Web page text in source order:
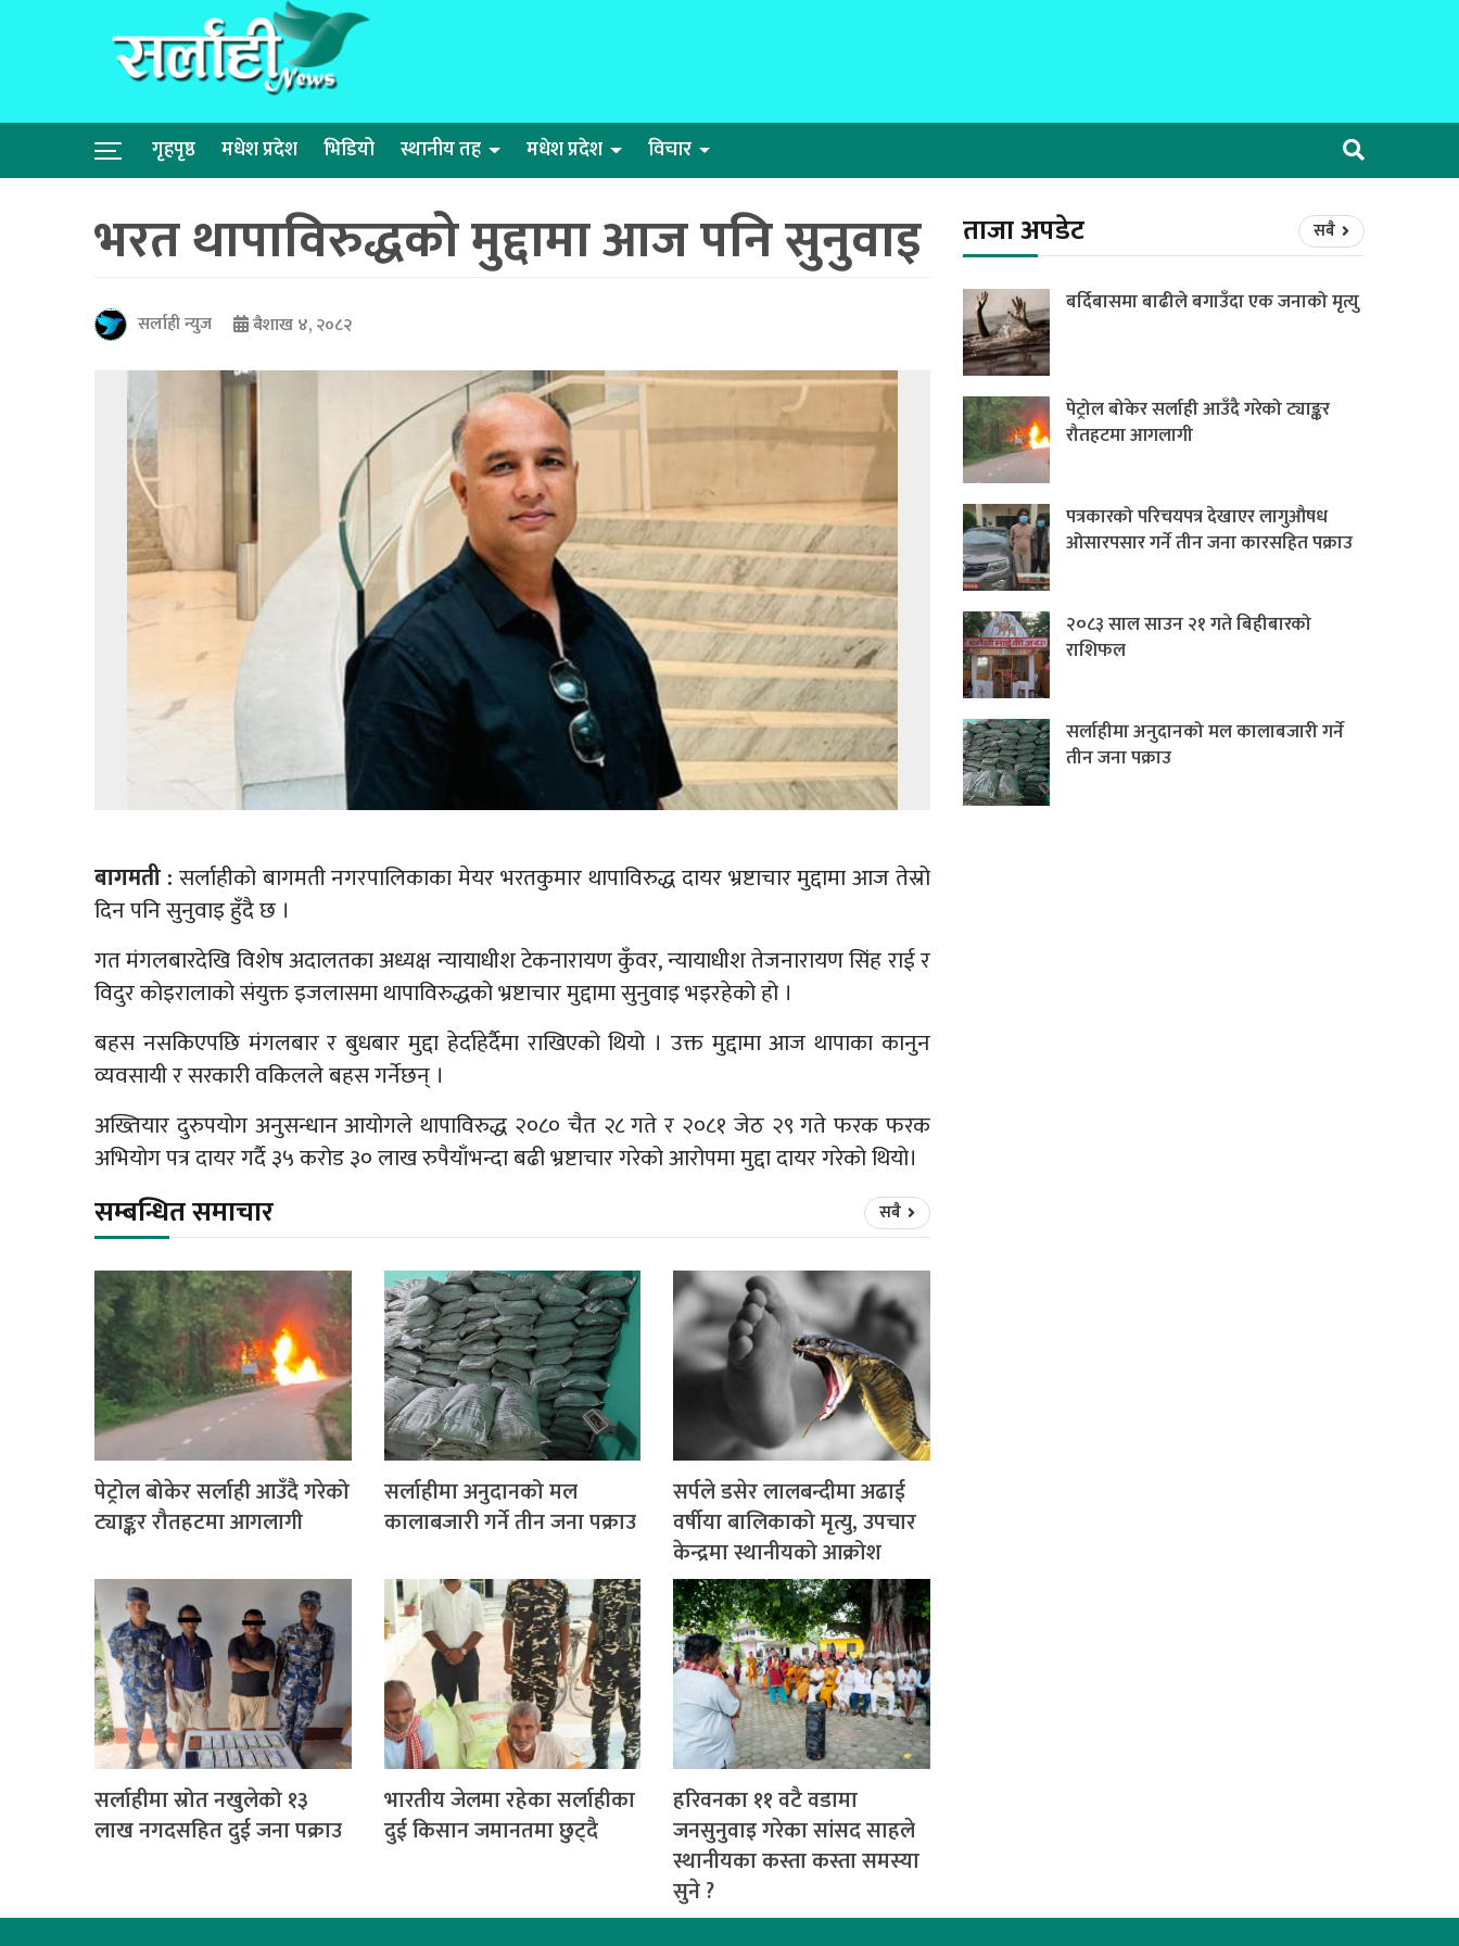
गृहपृष्ठ मधेश प्रदेश भिडियो स्थानीय तह मधेश प्रदेश विचार
भरत थापाविरुद्धको मुद्दामा आज पनि सुनुवाइ
सर्लाही न्युज बैशाख ४, २०८२
बागमती : सर्लाहीको बागमती नगरपालिकाका मेयर भरतकुमार थापाविरुद्ध दायर भ्रष्टाचार मुद्दामा आज तेस्रो
दिन पनि सुनुवाइ हुँदै छ ।
गत मंगलबारदेखि विशेष अदालतका अध्यक्ष न्यायाधीश टेकनारायण कुँवर, न्यायाधीश तेजनारायण सिंह राई र
विदुर कोइरालाको संयुक्त इजलासमा थापाविरुद्धको भ्रष्टाचार मुद्दामा सुनुवाइ भइरहेको हो ।
बहस नसकिएपछि मंगलबार र बुधबार मुद्दा हेर्दाहेर्दैमा राखिएको थियो । उक्त मुद्दामा आज थापाका कानुन
व्यवसायी र सरकारी वकिलले बहस गर्नेछन् ।
अख्तियार दुरुपयोग अनुसन्धान आयोगले थापाविरुद्ध २०८० चैत २८ गते र २०८१ जेठ २९ गते फरक फरक
अभियोग पत्र दायर गर्दै ३५ करोड ३० लाख रुपैयाँभन्दा बढी भ्रष्टाचार गरेको आरोपमा मुद्दा दायर गरेको थियो।
सम्बन्धित समाचार सबै
पेट्रोल बोकेर सर्लाही आउँदै गरेको
ट्याङ्कर रौतहटमा आगलागी
सर्लाहीमा अनुदानको मल
कालाबजारी गर्ने तीन जना पक्राउ
सर्पले डसेर लालबन्दीमा अढाई
वर्षीया बालिकाको मृत्यु, उपचार
केन्द्रमा स्थानीयको आक्रोश
सर्लाहीमा स्रोत नखुलेको १३
लाख नगदसहित दुई जना पक्राउ
भारतीय जेलमा रहेका सर्लाहीका
दुई किसान जमानतमा छुट्दै
हरिवनका ११ वटै वडामा
जनसुनुवाइ गरेका सांसद साहले
स्थानीयका कस्ता कस्ता समस्या
सुने ?
ताजा अपडेट सबै
बर्दिबासमा बाढीले बगाउँदा एक जनाको मृत्यु
पेट्रोल बोकेर सर्लाही आउँदै गरेको ट्याङ्कर
रौतहटमा आगलागी
पत्रकारको परिचयपत्र देखाएर लागुऔषध
ओसारपसार गर्ने तीन जना कारसहित पक्राउ
२०८३ साल साउन २१ गते बिहीबारको
राशिफल
सर्लाहीमा अनुदानको मल कालाबजारी गर्ने
तीन जना पक्राउ